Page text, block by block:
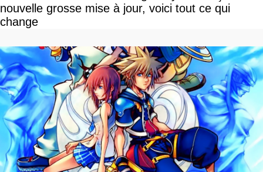
nouvelle grosse mise à jour, voici tout ce qui
change